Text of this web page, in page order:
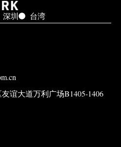
深圳 台湾
谊大道万利广场B1405-1406